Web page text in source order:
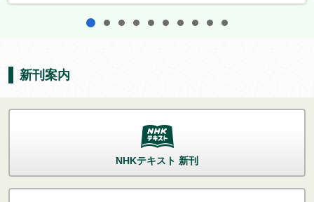
1 2 3 4 5 6 7 8 9
新刊案内
NHKテキスト 新刊